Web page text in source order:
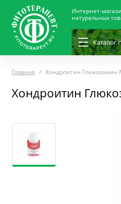
Интернет-
натуральных
Каталог
Главная Хондроитин Глюкозамин
Хондроитин